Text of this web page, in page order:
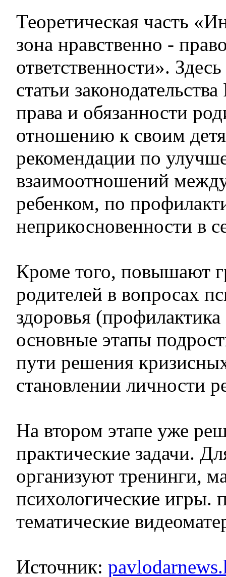
Теоретическая часть
зона нравственно -
ответственности».
статьи
права и обязанности
отношению к своим
рекомендации по
взаимоотношений
ребенком, по
неприкосновенности в
Кроме того, повышают
родителей в вопросах
здоровья
основные этапы
пути решения
становлении личности
На втором этапе уже
практические задачи.
организуют тренинги,
психологические игры.
тематические
Источник: